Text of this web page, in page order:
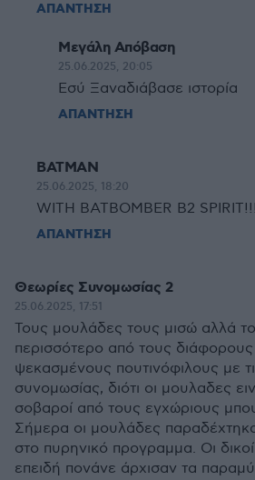
ΑΠΑΝΤΗΣΗ
Μεγάλη Απόβαση
25.06.2025, 20:05
Εσύ Ξαναδιάβασε ιστορία
ΑΠΑΝΤΗΣΗ
BATMAN
25.06.2025, 18:20
WITH BATBOMBER B2
ΑΠΑΝΤΗΣΗ
Θεωρίες Συνομωσίας 2
25.06.2025, 17:51
Τους μουλάδες τους μισώ αλλά
περισσότερο από τους
ψεκασμένους πουτινόφιλους με
συνομωσίας, διότι οι μουλαδες
σοβαροί από τους εγχώριους
Σήμερα οι μουλάδες
στο πυρηνικό προγραμμα. Οι δικοί
επειδή πονάνε άρχισαν τα